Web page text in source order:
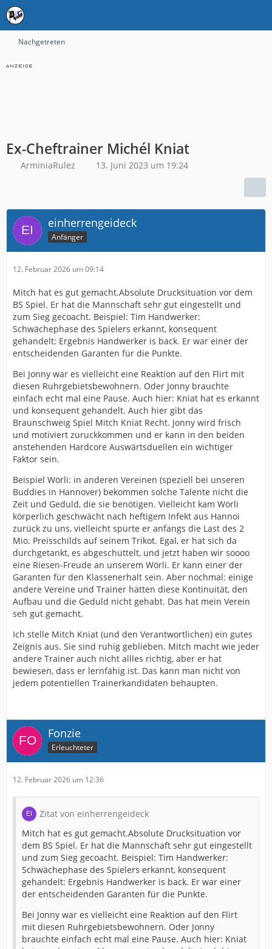
Nachgetreten
Ex-Cheftrainer Michél Kniat
ArminiaRulez 13. Juni 2023 um 19:24
einherrengeideck
Anfänger
12. Februar 2026 um 09:14
Mitch hat es gut gemacht.Absolute Drucksituation vor dem
BS Spiel. Er hat die Mannschaft sehr gut eingestellt und
zum Sieg gecoacht. Beispiel: Tim Handwerker:
Schwächephase des Spielers erkannt, konsequent
gehandelt: Ergebnis Handwerker is back. Er war einer der
entscheidenden Garanten für die Punkte.
Bei Jonny war es vielleicht eine Reaktion auf den Flirt mit
diesen Ruhrgebietsbewohnern. Oder Jonny brauchte
einfach echt mal eine Pause. Auch hier: Kniat hat es erkannt
und konsequent gehandelt. Auch hier gibt das
Braunschweig Spiel Mitch Kniat Recht. Jonny wird frisch
und motiviert zuruckkommen und er kann in den beiden
anstehenden Hardcore Auswärtsduellen ein wichtiger
Faktor sein.
Beispiel Wörli: in anderen Vereinen (speziell bei unseren
Buddies in Hannover) bekommen solche Talente nicht die
Zeit und Geduld, die sie benötigen. Vielleicht kam Wörli
körperlich geschwächt nach heftigem Infekt aus Hannoi
zurück zu uns, vielleicht spürte er anfangs die Last des 2
Mio. Preisschilds auf seinem Trikot. Egal, er hat sich da
durchgetankt, es abgeschüttelt, und jetzt haben wir soooo
eine Riesen-Freude an unserem Wörli. Er kann einer der
Garanten für den Klassenerhalt sein. Aber nochmal: einige
andere Vereine und Trainer hätten diese Kontinuität, den
Aufbau und die Geduld nicht gehabt. Das hat mein Verein
seh gut gemacht.
Ich stelle Mitch Kniat (und den Verantwortlichen) ein gutes
Zeignis aus. Sie sind ruhig geblieben. Mitch macht wie jeder
andere Trainer auch nicht allles richtig, aber er hat
bewiesen, dass er lernfähig ist. Das kann man nicht von
jedem potentiellen Trainerkandidaten behaupten.
Fonzie
Erleuchteter
12. Februar 2026 um 12:36
Zitat von einherrengeideck
Mitch hat es gut gemacht.Absolute Drucksituation vor
dem BS Spiel. Er hat die Mannschaft sehr gut eingestellt
und zum Sieg gecoacht. Beispiel: Tim Handwerker:
Schwächephase des Spielers erkannt, konsequent
gehandelt: Ergebnis Handwerker is back. Er war einer
der entscheidenden Garanten für die Punkte.
Bei Jonny war es vielleicht eine Reaktion auf den Flirt
mit diesen Ruhrgebietsbewohnern. Oder Jonny
brauchte einfach echt mal eine Pause. Auch hier: Kniat